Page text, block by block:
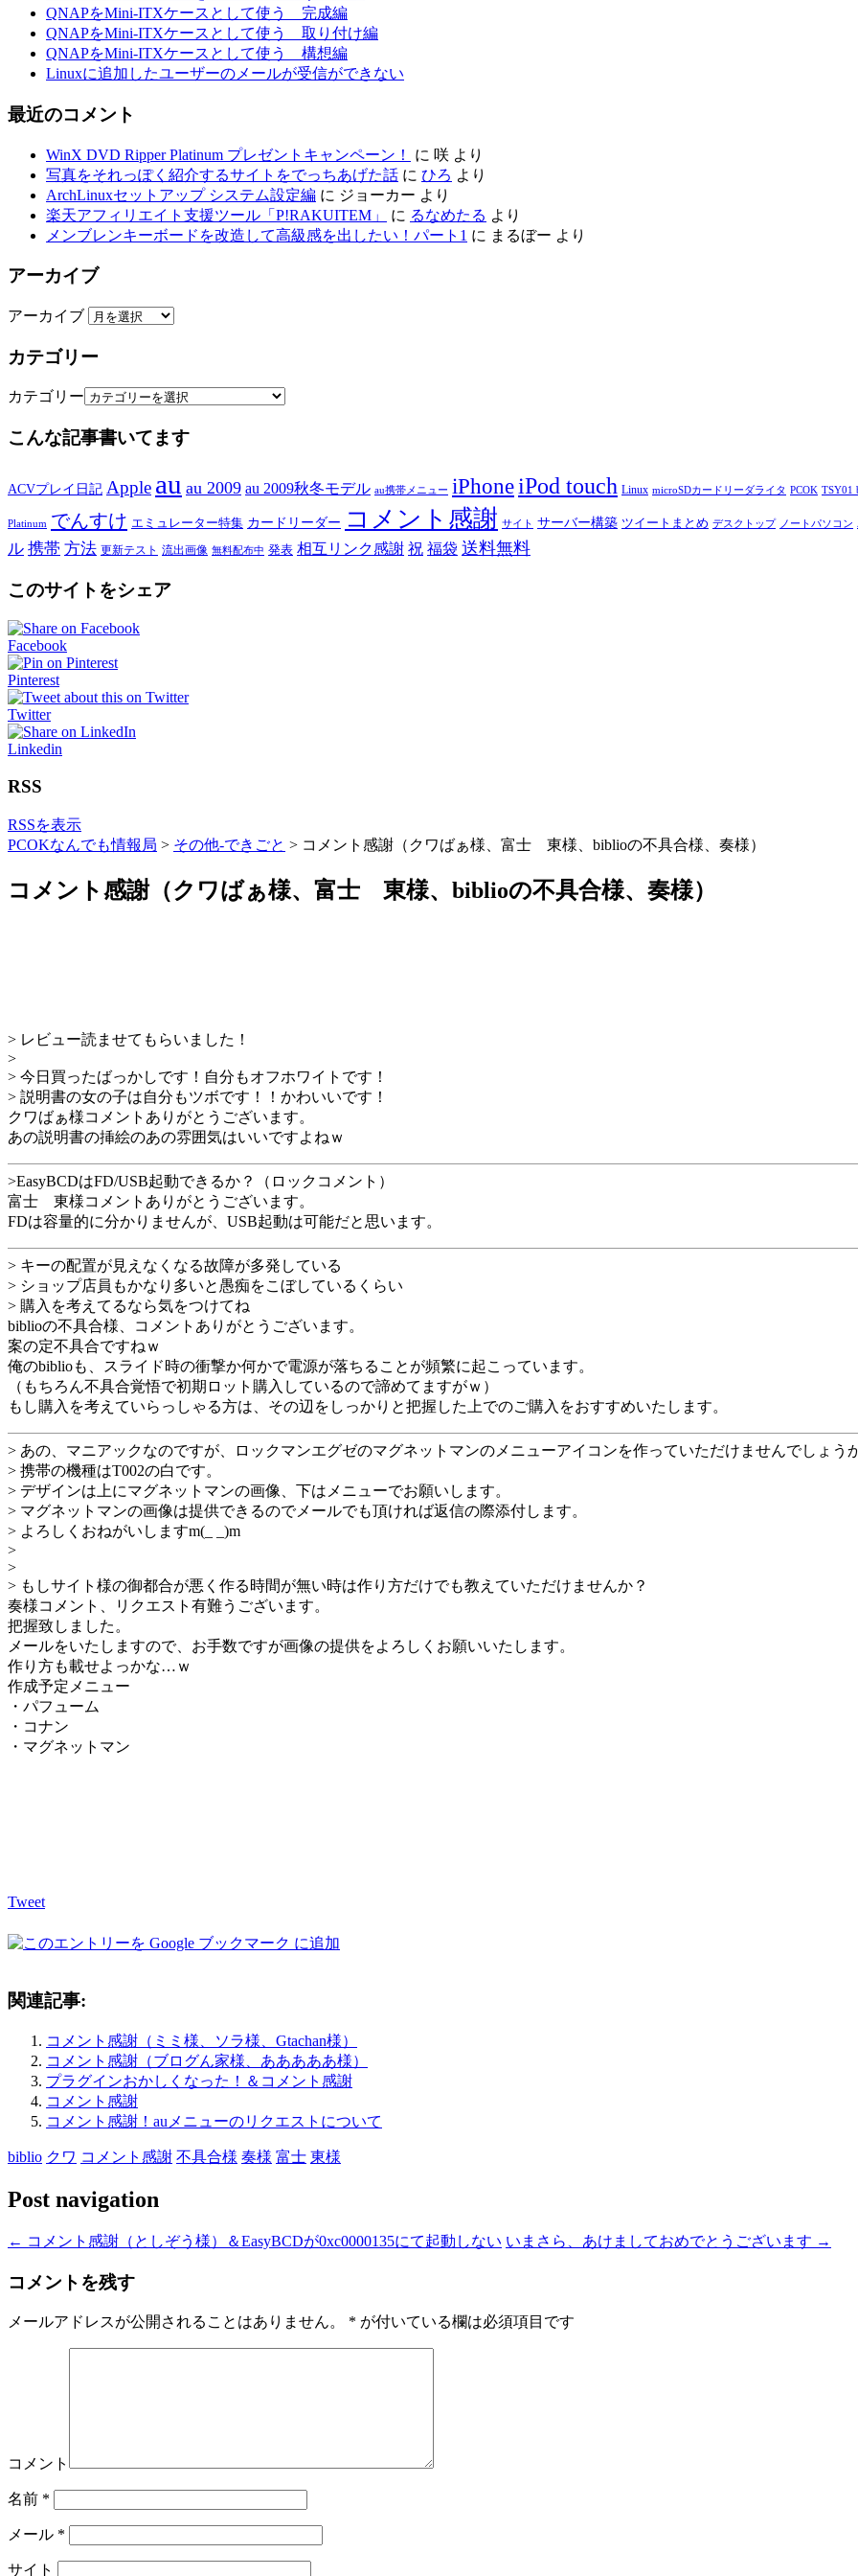
QNAPをMini-ITXケースとして使う 完成編
QNAPをMini-ITXケースとして使う 取り付け編
QNAPをMini-ITXケースとして使う 構想編
Linuxに追加したユーザーのメールが受信ができない
最近のコメント
WinX DVD Ripper Platinum プレゼントキャンペーン！ に 咲 より
写真をそれっぽく紹介するサイトをでっちあげた話 に ひろ より
ArchLinuxセットアップ システム設定編 に ジョーカー より
楽天アフィリエイト支援ツール「P!RAKUITEM」
に るなめたる より
メンブレンキーボードを改造して高級感を出したい！パート1 に まるぼー より
アーカイブ
アーカイブ
カテゴリー
カテゴリー
こんな記事書いてます
ACVプレイ日記 Apple au au 2009 au 2009秋冬モデル au携帯メニュー iPhoneiPod touch Linux microSDカードリーダライタ PCOK TSY01
Platinum でんすけ エミュレーター特集 カードリーダー コメント感謝 サイト サーバー構築 ツイートまとめ デスクトップ ノートパソコン
ル 携帯 方法 更新テスト 流出画像 無料配布中 発表 相互リンク感謝 祝 福袋 送料無料
このサイトをシェア
Facebook
Pinterest
Twitter
Linkedin
RSS
RSSを表示
PCOKなんでも情報局 > その他-できごと > コメント感謝（クワばぁ様、富士 東様、biblioの不具合様、奏様）
コメント感謝（クワばぁ様、富士 東様、biblioの不具合様、奏様）
> レビュー読ませてもらいました！
>
> 今日買ったばっかしです！自分もオフホワイトです！
> 説明書の女の子は自分もツボです！！かわいいです！
クワばぁ様コメントありがとうございます。
あの説明書の挿絵のあの雰囲気はいいですよねｗ
>EasyBCDはFD/USB起動できるか？（ロックコメント）
富士 東様コメントありがとうございます。
FDは容量的に分かりませんが、USB起動は可能だと思います。
> キーの配置が見えなくなる故障が多発している
> ショップ店員もかなり多いと愚痴をこぼしているくらい
> 購入を考えてるなら気をつけてね
biblioの不具合様、コメントありがとうございます。
案の定不具合ですねｗ
俺のbiblioも、スライド時の衝撃か何かで電源が落ちることが頻繁に起こっています。
（もちろん不具合覚悟で初期ロット購入しているので諦めてますがｗ）
もし購入を考えていらっしゃる方は、その辺をしっかりと把握した上でのご購入をおすすめいたします。
> あの、マニアックなのですが、ロックマンエグゼのマグネットマンのメニューアイコンを作っていただけませんでしょう
> 携帯の機種はT002の白です。
> デザインは上にマグネットマンの画像、下はメニューでお願いします。
> マグネットマンの画像は提供できるのでメールでも頂ければ返信の際添付します。
> よろしくおねがいしますm(_ _)m
>
>
> もしサイト様の御都合が悪く作る時間が無い時は作り方だけでも教えていただけませんか？
奏様コメント、リクエスト有難うございます。
把握致しました。
メールをいたしますので、お手数ですが画像の提供をよろしくお願いいたします。
作り方も載せよっかな…ｗ
作成予定メニュー
・パフューム
・コナン
・マグネットマン
Tweet
関連記事:
コメント感謝（ミミ様、ソラ様、Gtachan様）
コメント感謝（ブログん家様、あああああ様）
プラグインおかしくなった！＆コメント感謝
コメント感謝
コメント感謝！auメニューのリクエストについて
biblio クワ コメント感謝 不具合様 奏様 富士 東様
Post navigation
← コメント感謝（としぞう様）＆EasyBCDが0xc0000135にて起動しない いまさら、あけましておめでとうございます →
コメントを残す
メールアドレスが公開されることはありません。 * が付いている欄は必須項目です
コメント
名前 *
メール *
サイト